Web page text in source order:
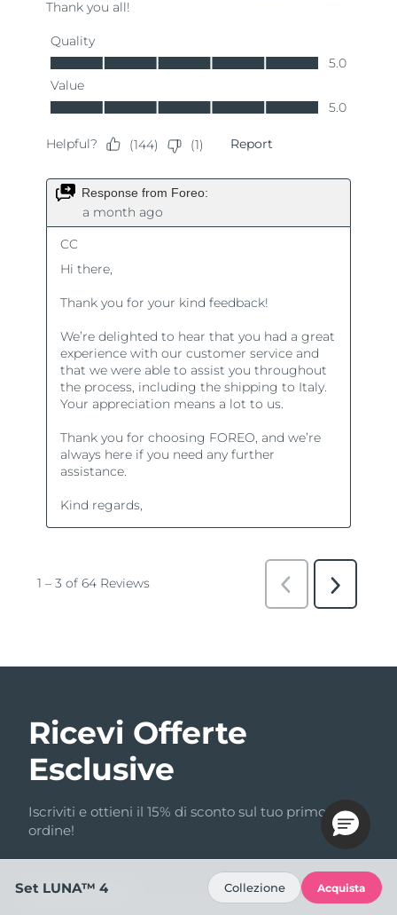
Ricevi Offerte
Esclusive
Iscriviti e ottieni il 15% di sconto sul tuo primo
ordine!
Indirizzo email
Set LUNA™ 4 Collezione Acquista